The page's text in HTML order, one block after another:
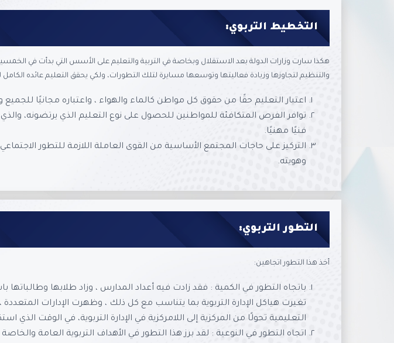
التخطيط التربوي:
هكذا سارت وزارات الدولة بعد الاستقلال وبخاصة في التربية والتعليم على الأسس التي بدأت في
والتنظيم لتجاوزها وزيادة فعاليتها وتوسعها مسايرة لتلك التطورات، ولكي يحقق التعليم عائده
اعتبار التعليم حقًا من حقوق كل مواطن كالماء والهواء ، واعتباره مجانيًا
توافر الفرص المتكافئة للمواطنين للحصول على نوع التعليم الذي يرتضونه،
فنيًا مهنيًا.
التركيز على حاجات المجتمع الأساسية من القوى العاملة اللازمة للتطور
وهويته.
التطور التربوي:
أخذ هذا التطور اتجاهين:
باتجاه التطور في الكمية : فقد زادت فيه أعداد المدارس ، وزاد طلابها
تغيرت هياكل الإدارة التربوية بما يتناسب مع كل ذلك ، وظهرت الإدارات
التعليمية تحولًا من المركزية إلى اللامركزية في الإدارة التربوية، في الوقت
اتجاه التطور في النوعية : لقد برز هذا التطور في الأهداف التربوية العامة